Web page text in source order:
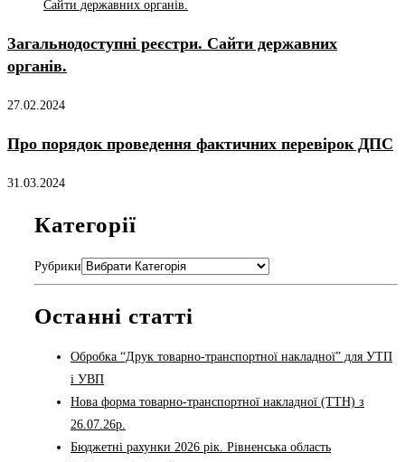
Загальнодоступні реєстри. Сайти державних
органів.
27.02.2024
Про порядок проведення фактичних перевірок ДПС
31.03.2024
Категорії
Рубрики
Останні статті
Обробка “Друк товарно-транспортної накладної” для УТП
і УВП
Нова форма товарно-транспортної накладної (ТТН) з
26.07.26р.
Бюджетні рахунки 2026 рік. Рівненська область